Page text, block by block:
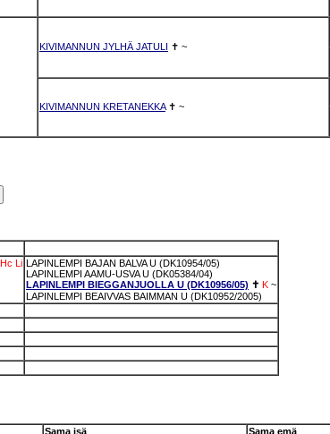
KIVIMANNUN JYLHÄ JATULI ✝ ~
KIVIMANNUN KRETANEKKA✝ ~
Hc Li
LAPINLEMPI BAJAN BALVA U (DK10954/05)
LAPINLEMPI AAMU-USVA U (DK05384/04)
LAPINLEMPI BIEGGANJUOLLA U (DK10956/05) ✝ K ~
LAPINLEMPI BEAIVVAS BAIMMAN U (DK10952/2005)
Sama isä Sama emä